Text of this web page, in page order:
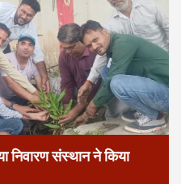
निवारण संस्थान ने किया